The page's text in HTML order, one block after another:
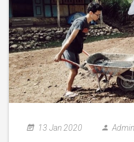
13 Jan 2020